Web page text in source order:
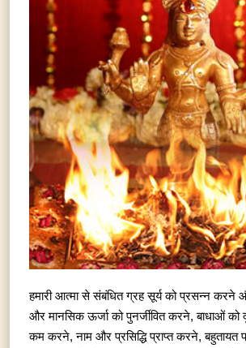
हमारी आत्मा से संबंधित ग्रह सूर्य को प्रसन्न करने
और मानसिक ऊर्जा को पुनर्जीवित करने, बाधाओं
कम करने, नाम और प्रसिद्धि प्राप्त करने, बहुतायत